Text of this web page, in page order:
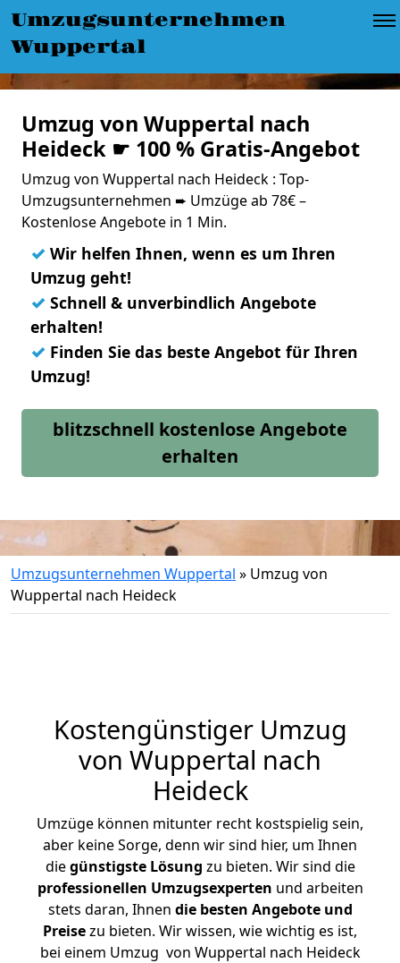
Umzugsunternehmen
Wuppertal
Umzug von Wuppertal nach
Heideck ☛ 100 % Gratis-Angebot
Umzug von Wuppertal nach Heideck : Top-
Umzugsunternehmen ➨ Umzüge ab 78€ –
Kostenlose Angebote in 1 Min.
✓ Wir helfen Ihnen, wenn es um Ihren
Umzug geht!
✓ Schnell & unverbindlich Angebote
erhalten!
✓ Finden Sie das beste Angebot für Ihren
Umzug!
blitzschnell kostenlose Angebote
erhalten
Umzugsunternehmen Wuppertal » Umzug von
Wuppertal nach Heideck
Kostengünstiger Umzug
von Wuppertal nach
Heideck
Umzüge können mitunter recht kostspielig sein,
aber keine Sorge, denn wir sind hier, um Ihnen
diegünstigste Lösung zu bieten. Wir sind die
professionellen Umzugsexperten und arbeiten
stets daran, Ihnen die besten Angebote und
Preisezu bieten. Wir wissen, wie wichtig es ist,
bei einem Umzug von Wuppertal nach Heideck